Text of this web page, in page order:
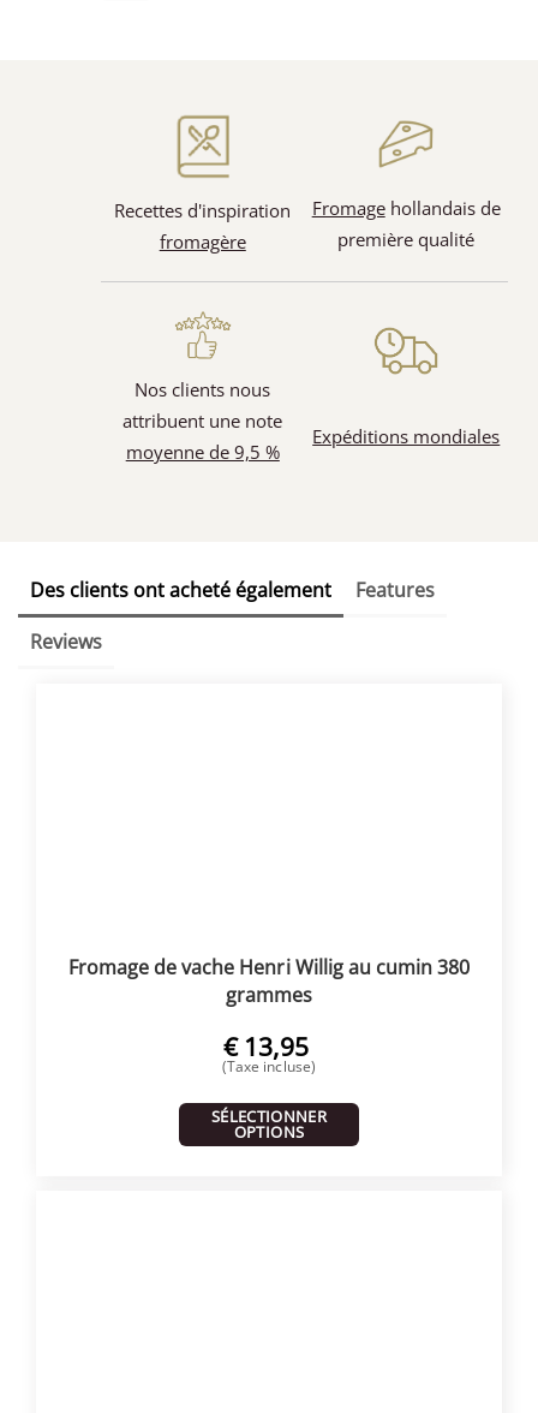
Recettes d'inspiration
fromagère
Fromagehollandais de
première qualité
Nos clients nous
attribuent une note
moyenne de 9,5 %
Expéditions mondiales
Des clients ont acheté également
Features
Reviews
Fromage de vache Henri Willig au cumin 380
grammes
€ 13,95
(Taxe incluse)
SÉLECTIONNER
OPTIONS